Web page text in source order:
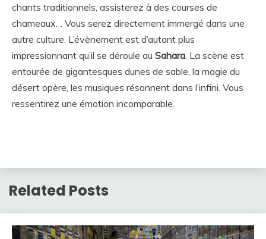
chants traditionnels, assisterez à des courses de
chameaux… Vous serez directement immergé dans une
autre culture. L’évènement est d’autant plus
impressionnant qu’il se déroule au Sahara . La scène est
entourée de gigantesques dunes de sable, la magie du
désert opère, les musiques résonnent dans l’infini. Vous
ressentirez une émotion incomparable.
Related Posts